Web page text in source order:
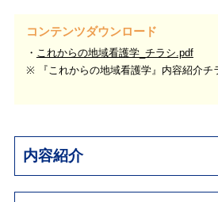
コンテンツダウンロード
これからの地域看護学_チラシ.pdf
※ 『これからの地域看護学』内容紹介チ
内容紹介